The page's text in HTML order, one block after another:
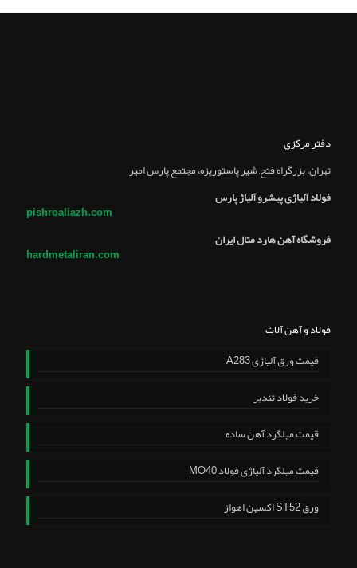
دفتر مرکزی
تهران، بزرگراه فتح, شير پاستوريزه، مجتمع پارس امير
فولاد آلیاژی پیشرو آلیاژ پارس
pishroaliazh.com
فروشگاه آهن هارد متال ایران
hardmetaliran.com
فولاد و آهن آلات
قیمت ورق آلیاژی A283
خرید فولاد تندبر
قیمت میلگرد آهن ساده
قیمت میلگرد آلیاژی فولاد MO40
ورق ST52 اکسین اهواز